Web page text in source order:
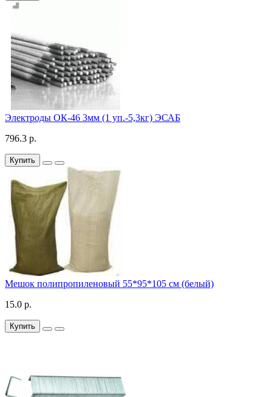
Электроды ОК-46 3мм (1 уп.-5,3кг) ЭСАБ
796.3 р.
Купить
Мешок полипропиленовый 55*95*105 см (белый)
15.0 р.
Купить